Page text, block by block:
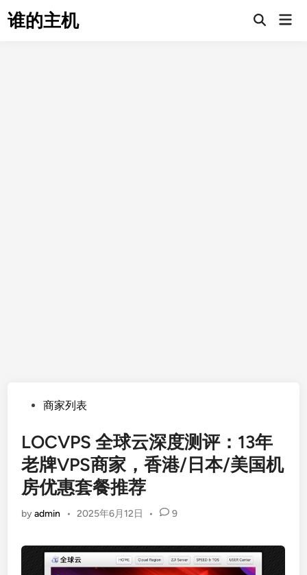
to谁的主机
Open
Posted商家列表
LOCVPS 全球云深度测评：13年
老牌VPS商家，香港/日本/美国机
房优惠套餐推荐
byadmin • 2025年6月12日 • 9